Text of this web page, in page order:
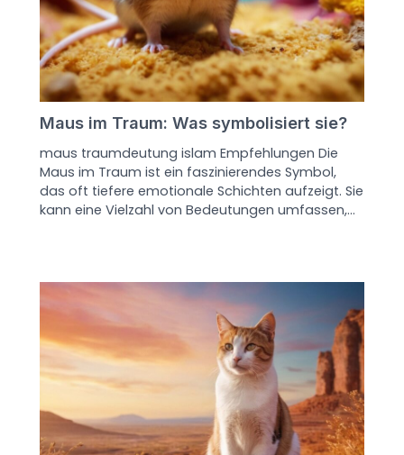
Maus im Traum: Was symbolisiert sie?
maus traumdeutung islam Empfehlungen Die
Maus im Traum ist ein faszinierendes Symbol,
das oft tiefere emotionale Schichten aufzeigt. Sie
kann eine Vielzahl von Bedeutungen umfassen,…